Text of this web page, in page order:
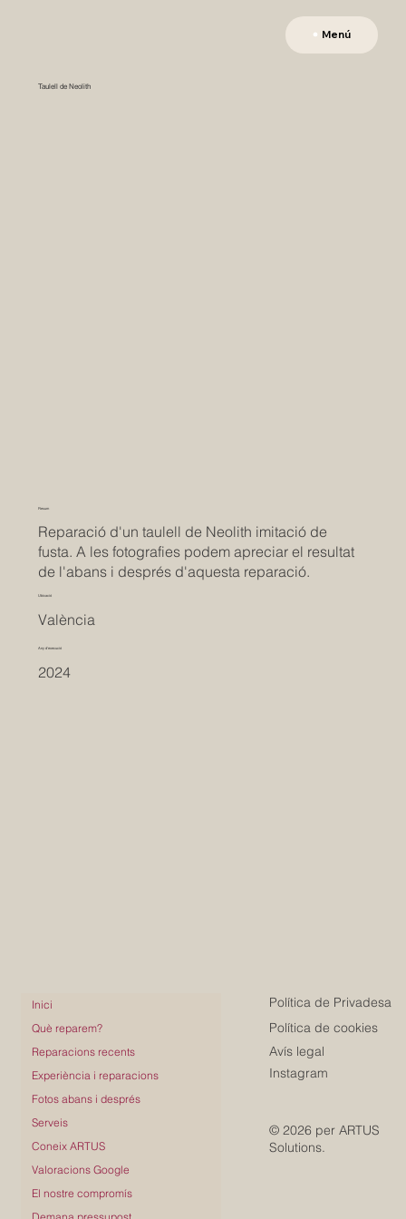
Menú
Taulell de Neolith
Resum
Reparació d'un taulell de Neolith imitació de
fusta. A les fotografies podem apreciar el resultat
de l'abans i després d'aquesta reparació.
Ubicació
València
Any d'execució
2024
Inici
Què reparem?
Reparacions recents
Experiència i reparacions
Fotos abans i després
Serveis
Coneix ARTUS
Valoracions Google
El nostre compromís
Política de Privadesa
Política de cookies
Avís legal
Instagram
© 2026 per ARTUS
Solutions.